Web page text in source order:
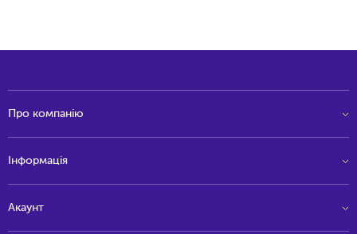
Про компанію
Інформація
Акаунт